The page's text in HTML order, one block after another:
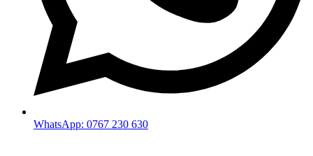
WhatsApp: 0767 230 630